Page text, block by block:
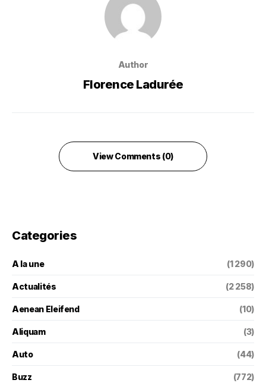
Author
Florence Ladurée
View Comments (0)
Categories
A la une (1 290)
Actualités (2 258)
Aenean Eleifend (10)
Aliquam (3)
Auto (44)
Buzz (772)